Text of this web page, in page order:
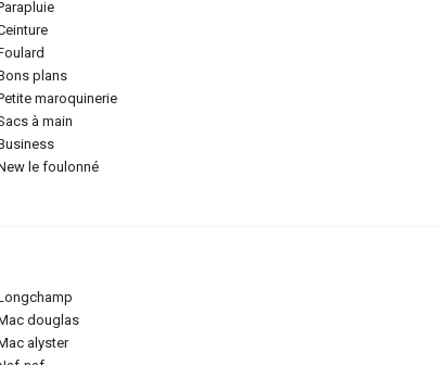
parapluie
ceinture
foulard
bons plans
petite maroquinerie
sacs à main
business
new le foulonné
longchamp
mac douglas
mac alyster